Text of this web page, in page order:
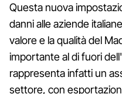
Questa nuova
danni alle aziende
valore e la qualità del
importante al di fuori
rappresenta infatti un
settore, con